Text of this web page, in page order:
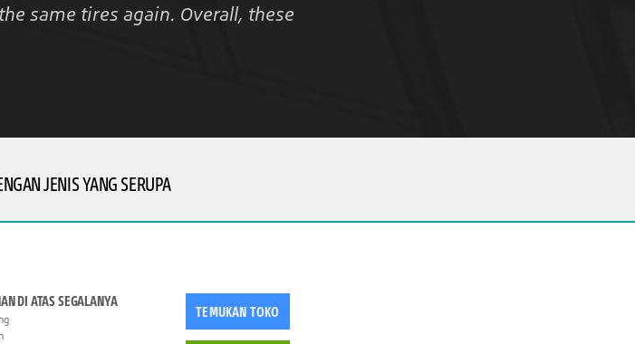
same tires again. Overall, these
JENIS YANG SERUPA
DI ATAS SEGALANYA
TEMUKAN TOKO